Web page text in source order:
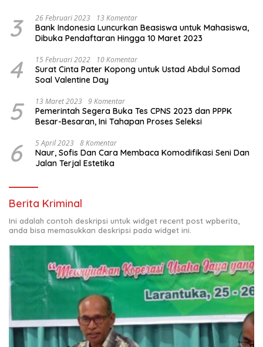
3 26 Februari 2023 13 Komentar
Bank Indonesia Luncurkan Beasiswa untuk Mahasiswa,
Dibuka Pendaftaran Hingga 10 Maret 2023
4 15 Februari 2022 10 Komentar
Surat Cinta Pater Kopong untuk Ustad Abdul Somad
Soal Valentine Day
5 13 Maret 2023 9 Komentar
Pemerintah Segera Buka Tes CPNS 2023 dan PPPK
Besar-Besaran, Ini Tahapan Proses Seleksi
6 5 April 2023 8 Komentar
Naur, Sofis Dan Cara Membaca Komodifikasi Seni Dan
Jalan Terjal Estetika
Berita Kriminal
Ini adalah contoh deskripsi untuk widget recent post wpberita,
anda bisa memasukkan deskripsi pada widget ini.